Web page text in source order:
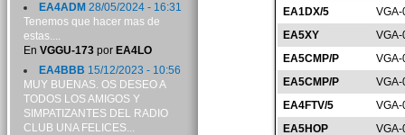
EA1DX/5
EA5XY
EA5CMP/P
EA5CMP/P
EA4FTV/5
VGA-
EA5HOP
VGA-
EA4ADM 28/05/2024 - 16:31
Tenemos que hacer mas de
estas....
En VGGU-173por EA4LO
EA4BBB 15/12/2023 - 10:56
MUY BUENAS. OS DESEO A
TODOS LOS AMIGOS Y
SIMPATIZANTES DEL RADIO
CLUB UNA FELICES...